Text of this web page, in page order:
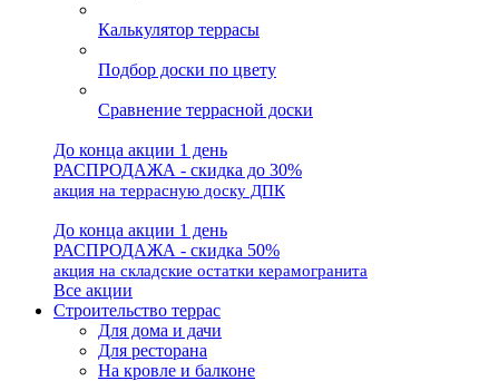
Калькулятор террасы
Подбор доски по цвету
Сравнение террасной доски
До конца акции 1 день
РАСПРОДАЖА - скидка до 30%
акция на террасную доску ДПК
До конца акции 1 день
РАСПРОДАЖА - скидка 50%
акция на складские остатки керамогранита
Все акции
Строительство террас
Для дома и дачи
Для ресторана
На кровле и балконе